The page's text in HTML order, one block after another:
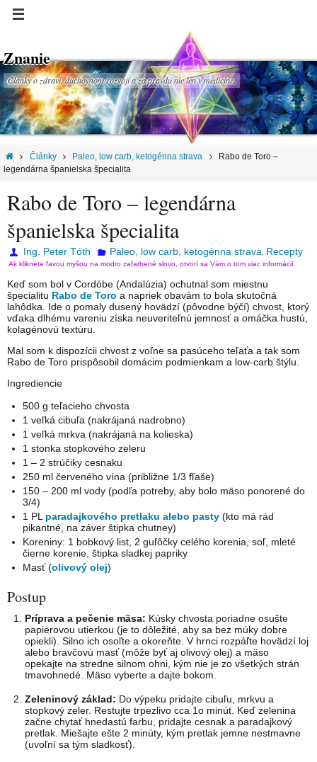
Znanie
Články o zdraví, duchovnom rozvoji a za pravdu nie len v medicíne.
Články Paleo, low carb, ketogénna strava
Rabo de Toro –
legendárna španielska špecialita
Rabo de Toro – legendárna
španielska špecialita
Ing. Peter Tóth Paleo, low carb, ketogénna strava Recepty
Ak kliknete ľavou myšou na modro zafarbené slovo, otvorí sa Vám o tom viac informácií.
Keď som bol v Cordóbe (Andalúzia) ochutnal som miestnu
špecialitu Rabo de Toro a napriek obavám to bola skutočná
lahôdka. Ide o pomaly dusený hovädzí (pôvodne býčí) chvost, ktorý
vďaka dlhému vareniu získa neuveriteľnú jemnosť a omáčka hustú,
kolagénovú textúru.
Mal som k dispozícii chvost z voľne sa pasúceho teľaťa a tak som
Rabo de Toro prispôsobil domácim podmienkam a low-carb štýlu.
Ingrediencie
500 g teľacieho chvosta
1 veľká cibuľa (nakrájaná nadrobno)
1 veľká mrkva (nakrájaná na kolieska)
1 stonka stopkového zeleru
1 – 2 strúčiky cesnaku
250 ml červeného vína (približne 1/3 fľaše)
150 – 200 ml vody (podľa potreby, aby bolo mäso ponorené do
3/4)
1 PL paradajkového pretlaku alebo pasty (kto má rád
pikantné, na záver štipka chutney)
Koreniny: 1 bobkový list, 2 guľôčky celého korenia, soľ, mleté
čierne korenie, štipka sladkej papriky
Masť (olivový olej)
Postup
Príprava a pečenie mäsa: Kúsky chvosta poriadne osušte
papierovou utierkou (je to dôležité, aby sa bez múky dobre
opiekli). Silno ich osoľte a okoreňte. V hrnci rozpáľte hovädzí loj
alebo bravčovú masť (môže byť aj olivový olej) a mäso
opekajte na stredne silnom ohni, kým nie je zo všetkých strán
tmavohnedé. Mäso vyberte a dajte bokom.
Zeleninový základ: Do výpeku pridajte cibuľu, mrkvu a
stopkový zeler. Restujte trpezlivo cca 1o minút. Keď zelenina
začne chytať hnedastú farbu, pridajte cesnak a paradajkový
pretlak. Miešajte ešte 2 minúty, kým pretlak jemne nestmavne
(uvoľní sa tým sladkosť).